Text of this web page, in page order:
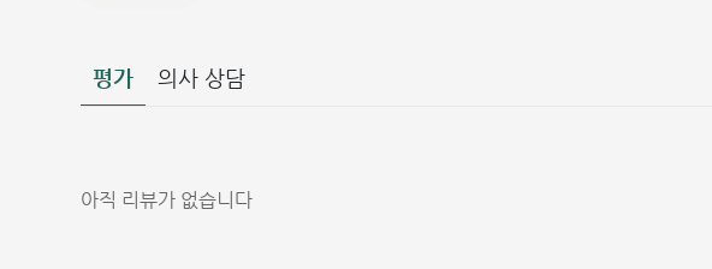
평가 의사 상담
아직 리뷰가 없습니다